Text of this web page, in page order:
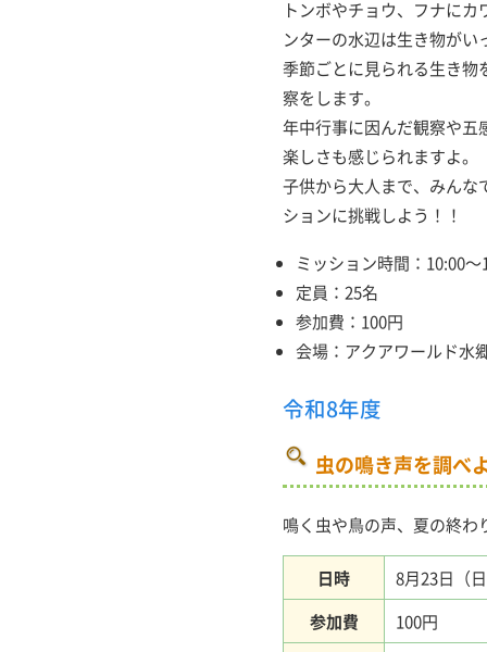
トンボやチョウ、フナに
ンターの水辺は生き物がい
季節ごとに見られる生き物
察をします。
年中行事に因んだ観察や五
楽しさも感じられますよ。
子供から大人まで、みんな
ションに挑戦しよう！！
ミッション時間：10:00～
定員：25名
参加費：100円
会場：アクアワールド水
令和8年度
虫の鳴き声を調べ
鳴く虫や鳥の声、夏の終
日時
8月23日（
参加費
100円